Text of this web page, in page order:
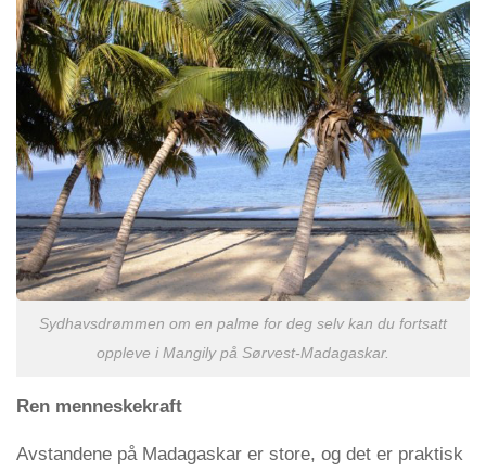
Sydhavsdrømmen om en palme for deg selv kan du fortsatt
oppleve i Mangily på Sørvest-Madagaskar.
Ren menneskekraft
Avstandene på Madagaskar er store, og det er praktisk